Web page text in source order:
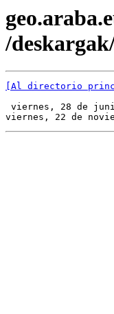
/
[Al directorio
viernes, 28 de
viernes, 22 de